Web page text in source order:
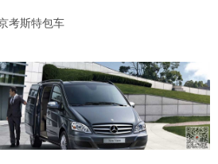
考斯特包车